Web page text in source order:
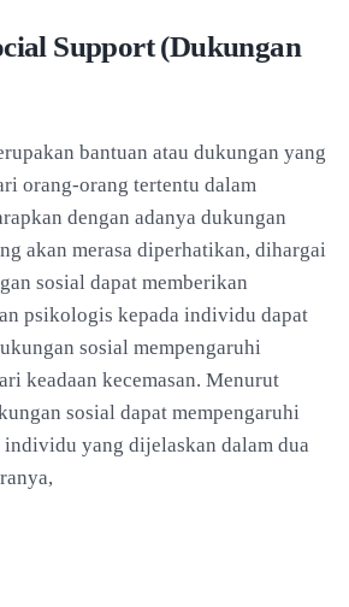
Support (Dukungan
bantuan atau dukungan yang
orang-orang tertentu dalam
dengan adanya dukungan
akan merasa diperhatikan, dihargai
sosial dapat memberikan
psikologis kepada individu dapat
sosial mempengaruhi
keadaan kecemasan. Menurut
sosial dapat mempengaruhi
yang dijelaskan dalam dua